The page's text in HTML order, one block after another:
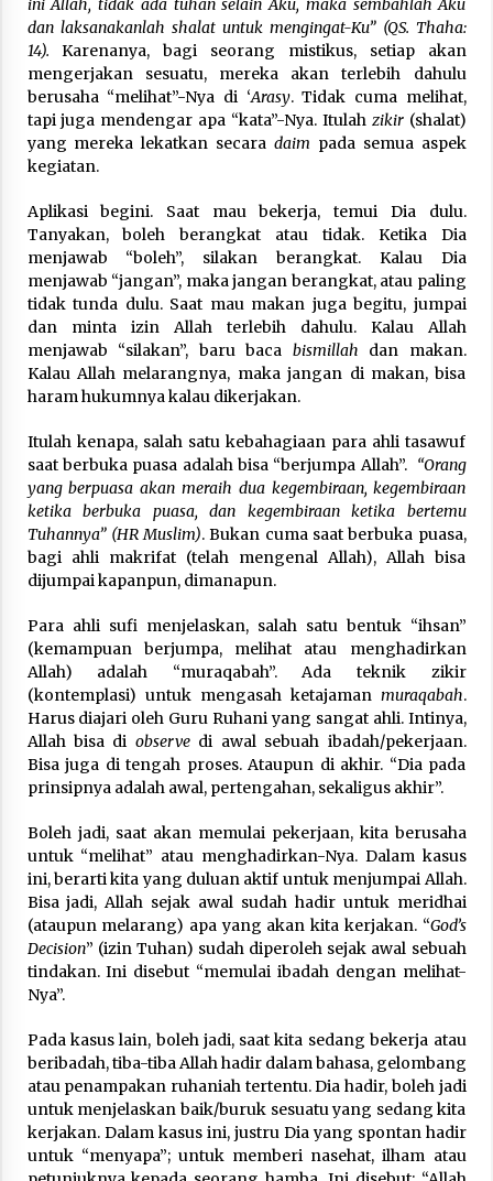
ini Allah, tidak ada tuhan selain Aku, maka sembahlah Aku
dan laksanakanlah shalat untuk mengingat-Ku” (QS. Thaha:
14).Karenanya, bagi seorang mistikus, setiap akan
mengerjakan sesuatu, mereka akan terlebih dahulu
berusaha “melihat”-Nya di ‘Arasy. Tidak cuma melihat,
tapi juga mendengar apa “kata”-Nya. Itulah zikir(shalat)
yang mereka lekatkan secara daim pada semua aspek
kegiatan.
Aplikasi begini. Saat mau bekerja, temui Dia dulu.
Tanyakan, boleh berangkat atau tidak. Ketika Dia
menjawab “boleh”, silakan berangkat. Kalau Dia
menjawab “jangan”, maka jangan berangkat, atau paling
tidak tunda dulu. Saat mau makan juga begitu, jumpai
dan minta izin Allah terlebih dahulu. Kalau Allah
menjawab “silakan”, baru baca bismillah dan makan.
Kalau Allah melarangnya, maka jangan di makan, bisa
haram hukumnya kalau dikerjakan.
Itulah kenapa, salah satu kebahagiaan para ahli tasawuf
saat berbuka puasa adalah bisa “berjumpa Allah”. “Orang
yang berpuasa akan meraih dua kegembiraan, kegembiraan
ketika berbuka puasa, dan kegembiraan ketika bertemu
Tuhannya” (HR Muslim). Bukan cuma saat berbuka puasa,
bagi ahli makrifat (telah mengenal Allah), Allah bisa
dijumpai kapanpun, dimanapun.
Para ahli sufi menjelaskan, salah satu bentuk “ihsan”
(kemampuan berjumpa, melihat atau menghadirkan
Allah) adalah “muraqabah”. Ada teknik zikir
(kontemplasi) untuk mengasah ketajaman muraqabah.
Harus diajari oleh Guru Ruhani yang sangat ahli. Intinya,
Allah bisa di observedi awal sebuah ibadah/pekerjaan.
Bisa juga di tengah proses. Ataupun di akhir. “Dia pada
prinsipnya adalah awal, pertengahan, sekaligus akhir”.
Boleh jadi, saat akan memulai pekerjaan, kita berusaha
untuk “melihat” atau menghadirkan-Nya. Dalam kasus
ini, berarti kita yang duluan aktif untuk menjumpai Allah.
Bisa jadi, Allah sejak awal sudah hadir untuk meridhai
(ataupun melarang) apa yang akan kita kerjakan. “God’s
Decision” (izin Tuhan) sudah diperoleh sejak awal sebuah
tindakan. Ini disebut “memulai ibadah dengan melihat-
Nya”.
Pada kasus lain, boleh jadi, saat kita sedang bekerja atau
beribadah, tiba-tiba Allah hadir dalam bahasa, gelombang
atau penampakan ruhaniah tertentu. Dia hadir, boleh jadi
untuk menjelaskan baik/buruk sesuatu yang sedang kita
kerjakan. Dalam kasus ini, justru Dia yang spontan hadir
untuk “menyapa”; untuk memberi nasehat, ilham atau